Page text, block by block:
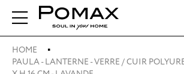
HOME
PAULA - LANTERNE - VERRE / CUIR